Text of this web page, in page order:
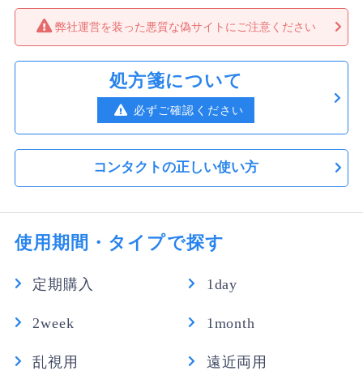
良い商品です。
良い商品です。 パッケージもサイズがちょうど良く、
邪魔にならずに。片付けやすくて重宝しています。 右
目用と左目用の度数が違うので 間違えないように書き
薄くて柔らか過ぎるより、ある程度の弾力というか固さ
安いしいいね
6,370円
1箱あたり
1,593円
【送料無料】2ウィークファイン UV プラス
6箱
9,430円（税込）
1箱あたり
1,572円
弊社運営を装った悪質な偽サイトにご注意ください
処方箋について
必ずご確認ください
コンタクトの正しい使い方
使用期間・タイプで探す
定期購入 1day
2week 1month
乱視用 遠近両用